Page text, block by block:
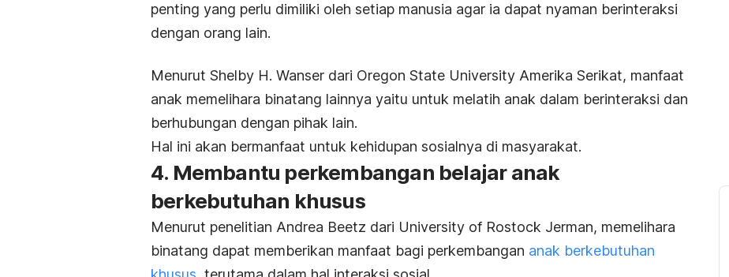
penting yang perlu dimiliki oleh setiap manusia agar ia dapat nyaman berinteraksi
dengan orang lain.
Menurut Shelby H. Wanser dari Oregon State University Amerika Serikat, manfaat
anak memelihara binatang lainnya yaitu untuk melatih anak dalam berinteraksi dan
berhubungan dengan pihak lain.
Hal ini akan bermanfaat untuk kehidupan sosialnya di masyarakat.
4. Membantu perkembangan belajar anak
berkebutuhan khusus
Menurut penelitian Andrea Beetz dari University of Rostock Jerman, memelihara
binatang dapat memberikan manfaat bagi perkembangan anak berkebutuhan